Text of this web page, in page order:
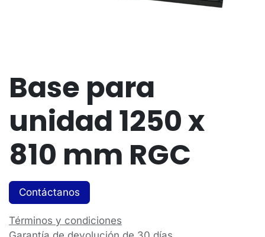
Base para
unidad 1250 x
810 mm RGC
Contáctanos
Términos y condiciones